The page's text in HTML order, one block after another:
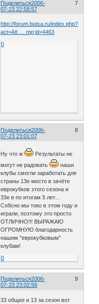
Поделиться 7
2006-
07-23 22:58:57
http://forum.butsa.ru/index.php?
act=Att … mp;id=4463
0
Поделиться 8
2006-
07-23 23:01:07
Ну что ж
Результаты не
могут не радовать
наши
клубы смогли заработать для
страны 13е место в зачёте
еврокубков этого сезона и
33е в по итогам 5 лет...
Собсно мы токо в этом году и
играли, поэтому это просто
ОТЛИЧНО!!! ВЫРАЖАЮ
ОГРОМНУЮ благодарность
нашим "еврокубковым"
клубам!
0
Поделиться 9
2006-
07-23 23:02:56
33 общее и 13 за сезон вот